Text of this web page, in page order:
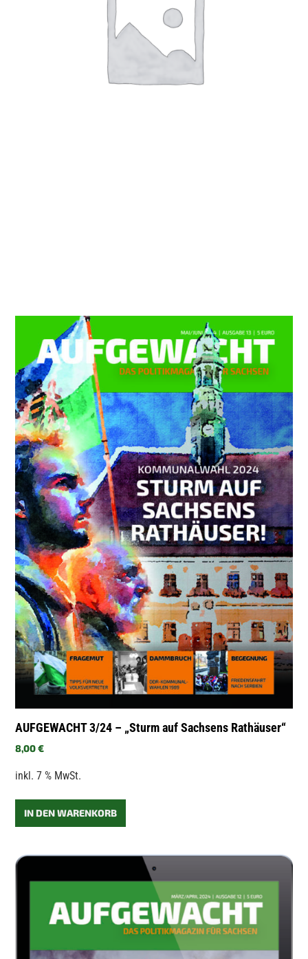
AUCH INTERESSANT
AUFGEWACHT 3/24 – „Sturm auf Sachsens Rathäuser“
8,00€
inkl. 7 % MwSt.
IN DEN WARENKORB